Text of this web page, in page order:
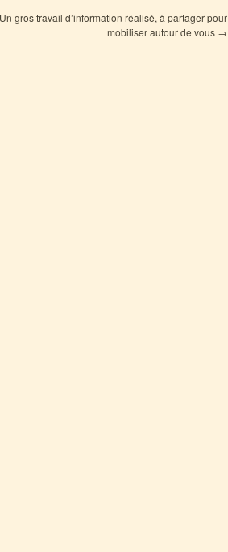
gros travail d’information réalisé, à partager pour
mobiliser autour de vous →